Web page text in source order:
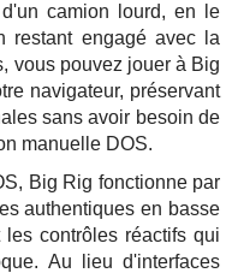
camion lourd, en le
restant engagé avec la
vous pouvez jouer à Big
navigateur, préservant
sans avoir besoin de
manuelle DOS.
Big Rig fonctionne par
authentiques en basse
contrôles réactifs qui
Au lieu d'interfaces